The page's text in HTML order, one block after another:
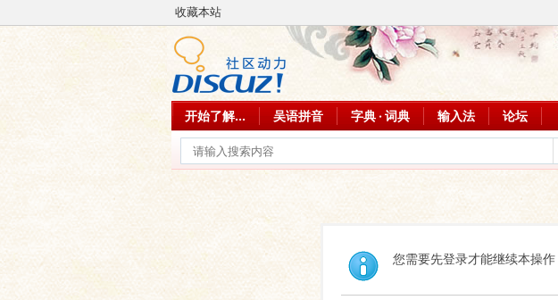
收藏本站
开始了解... 吴语拼音 字典 · 词典 输入法 论坛
您需要先登录才能继续本操作